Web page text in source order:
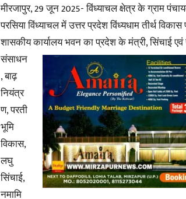
मीरजापुर, 29 जून 2025- विंध्याचल क्षेत्र के ग्राम
परसिया विंध्याचल में उत्तर प्रदेश विंध्यधाम तीर्थ
शासकीय कार्यालय भवन का प्रदेश के मंत्री, सिंचाई
संसाधन
, बाढ़
नियंत्र
ण, परती
भूमि
विकास,
लघु
सिंचाई,
नमामि